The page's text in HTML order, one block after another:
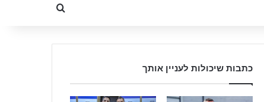
Search for
כתבות שיכולות לעניין אותך